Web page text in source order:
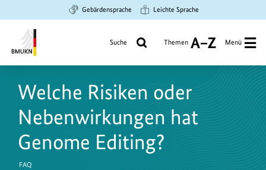
Hauptinhalt
springen
Suche
springen
Hauptnavigation
springen
Gebärdensprache Leichte Sprache
Umwelt,
Naturschutz
und
nukleare
Sicherheit
Suche Themen
A
Z
Menü
Welche Risiken oder
Nebenwirkungen hat
Genome Editing?
FAQ